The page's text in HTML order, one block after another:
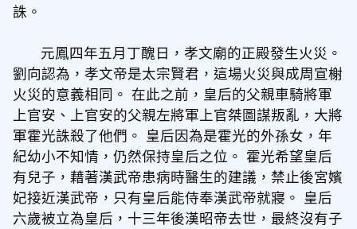
誅。
元鳳四年五月丁醜日，孝文廟的正殿發生火災。
劉向認為，孝文帝是太宗賢君，這場火災與成周宣榭
火災的意義相同。 在此之前，皇后的父親車騎將軍
上官安、上官安的父親左將軍上官桀圖謀叛亂，大將
軍霍光誅殺了他們。 皇后因為是霍光的外孫女，年
紀幼小不知情，仍然保持皇后之位。 霍光希望皇后
有兒子，藉著漢武帝患病時醫生的建議，禁止後宮嬪
妃接近漢武帝，只有皇后能侍奉漢武帝就寢。 皇后
六歲被立為皇后，十三年後漢昭帝去世，最終沒有子